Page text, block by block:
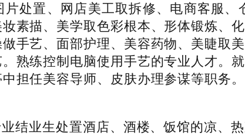
处置、网店美工取拆修、电商客服
素描、美学取色彩根本、形体锻炼、
手艺、面部护理、美容药物、美睫取
熟练控制电脑使用手艺的专业人才。
担任美容导师、皮肤办理参谋等职务
业生处置酒店、酒楼、饭馆的凉、